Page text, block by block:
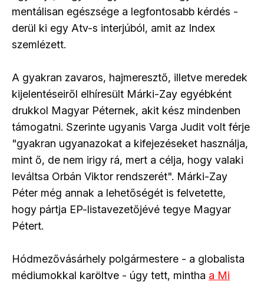
mentálisan egészsége a legfontosabb kérdés -
derül ki egy Atv-s interjúból, amit az Index
szemlézett.
A gyakran zavaros, hajmeresztő, illetve meredek
kijelentéseiről elhíresült Márki-Zay egyébként
drukkol Magyar Péternek, akit kész mindenben
támogatni. Szerinte ugyanis Varga Judit volt férje
"gyakran ugyanazokat a kifejezéseket használja,
mint ő, de nem irigy rá, mert a célja, hogy valaki
leváltsa Orbán Viktor rendszerét". Márki-Zay
Péter még annak a lehetőségét is felvetette,
hogy pártja EP-listavezetőjévé tegye Magyar
Pétert.
Hódmezővásárhely polgármestere - a globalista
médiumokkal karöltve - úgy tett, mintha a Mi